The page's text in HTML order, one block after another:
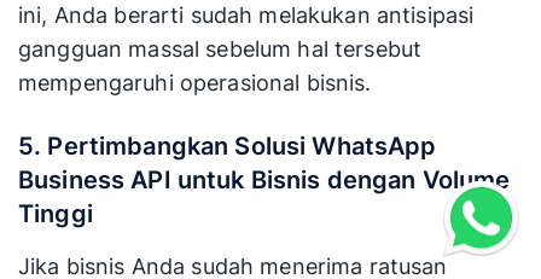
ini, Anda berarti sudah melakukan antisipasi
gangguan massal sebelum hal tersebut
mempengaruhi operasional bisnis.
5. Pertimbangkan Solusi WhatsApp
Business API untuk Bisnis dengan Volume
Tinggi
Jika bisnis Anda sudah menerima ratusan